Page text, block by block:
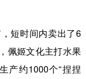
短时间内卖出了6
佩姬文化主打水果
产约1000个“捏捏